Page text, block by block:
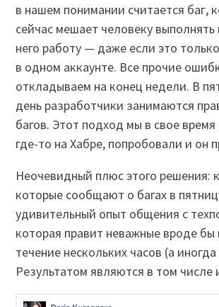
в нашем понимании считается баг,
сейчас мешает человеку
него работу — даже если это
в одном аккаунте. Все прочие
откладываем на конец недели. В
день разработчики занимаются
багов. Этот подход мы в свое
где-то на Хабре, попробовали и он
Неочевидный плюс этого решения:
которые сообщают о багах в
удивительный опыт общения с
которая правит неважные вроде
течение нескольких часов (а
Результатом являются в том числе